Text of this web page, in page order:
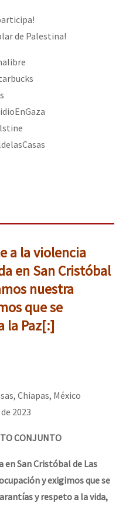
de Palestina!
a la violencia
en San Cristóbal
nuestra
que se
la Paz[:]
Chiapas, México
2023
CONJUNTO
en San Cristóbal de Las
y exigimos que se
y respeto a la vida,